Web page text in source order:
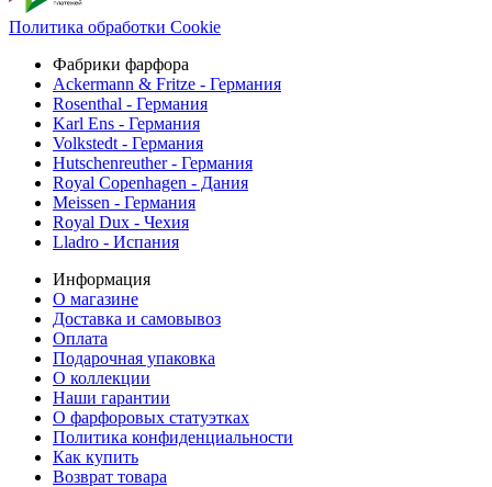
Политика обработки Cookie
Фабрики фарфора
Ackermann & Fritze - Германия
Rosenthal - Германия
Karl Ens - Германия
Volkstedt - Германия
Hutschenreuther - Германия
Royal Copenhagen - Дания
Meissen - Германия
Royal Dux - Чехия
Lladro - Испания
Информация
О магазине
Доставка и самовывоз
Оплата
Подарочная упаковка
О коллекции
Наши гарантии
О фарфоровых статуэтках
Политика конфиденциальности
Как купить
Возврат товара